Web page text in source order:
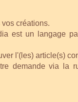
créations.
est un langage
l'(les) article(s)
demande via la